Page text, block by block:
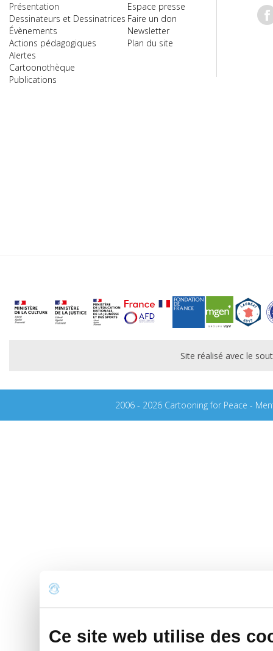
Ce site web utilise des
Présentation
Dessinateurs et Dessinatrices
Évènements
Actions pédagogiques
Alertes
Cartoonothèque
Publications
Espace presse
Faire un don
Newsletter
Plan du site
Site réalisé avec le
2006 - 2026 Cartooning for Peace -